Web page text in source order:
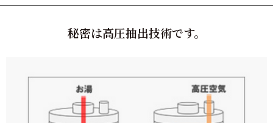
秘密は高圧抽出技術です。